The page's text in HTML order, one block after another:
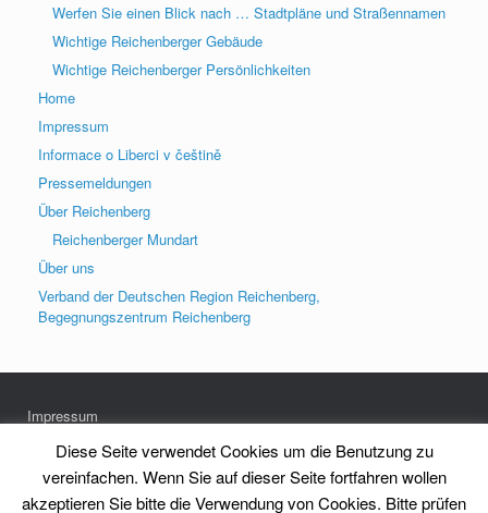
Werfen Sie einen Blick nach … Stadtpläne und Straßennamen
Wichtige Reichenberger Gebäude
Wichtige Reichenberger Persönlichkeiten
Home
Impressum
Informace o Liberci v češtině
Pressemeldungen
Über Reichenberg
Reichenberger Mundart
Über uns
Verband der Deutschen Region Reichenberg,
Begegnungszentrum Reichenberg
Impressum
Datenschutz
Diese Seite verwendet Cookies um die Benutzung zu
vereinfachen. Wenn Sie auf dieser Seite fortfahren wollen
akzeptieren Sie bitte die Verwendung von Cookies. Bitte prüfen